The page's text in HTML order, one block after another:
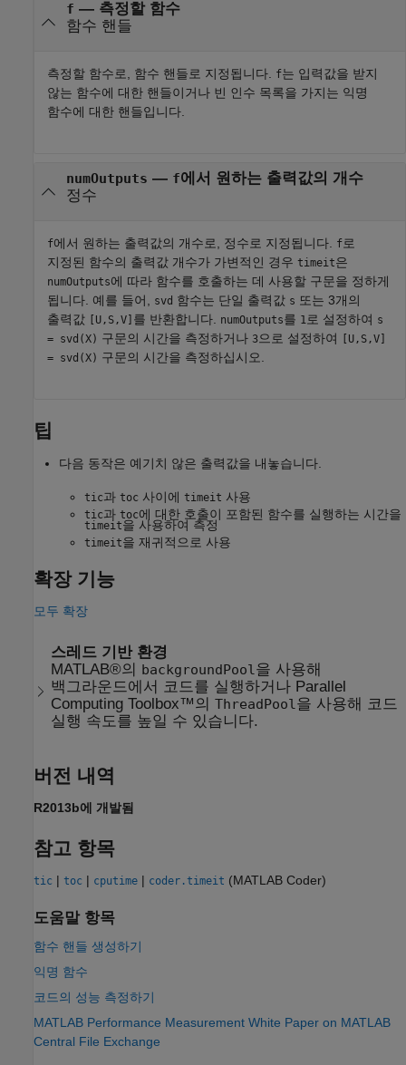
f — 측정할 함수
함수 핸들
측정할 함수로, 함수 핸들로 지정됩니다. f는 입력값을 받지
않는 함수에 대한 핸들이거나 빈 인수 목록을 가지는 익명
함수에 대한 핸들입니다.
numOutputs — f에서 원하는 출력값의 개수
정수
f에서 원하는 출력값의 개수로, 정수로 지정됩니다. f로
지정된 함수의 출력값 개수가 가변적인 경우 timeit은
numOutputs에 따라 함수를 호출하는 데 사용할 구문을 정하게
됩니다. 예를 들어, svd 함수는 단일 출력값 s 또는 3개의
출력값
[U,S,V] 를 반환합니다. numOutputs를 1로 설정하여 s
= svd(X) 구문의 시간을 측정하거나 3으로 설정하여
[U,S,V]
= svd(X) 구문의 시간을 측정하십시오.
팁
다음 동작은 예기치 않은 출력값을 내놓습니다.
tic과 toc 사이에 timeit 사용
tic과 toc에 대한 호출이 포함된 함수를 실행하는 시간을
timeit을 사용하여 측정
timeit을 재귀적으로 사용
확장 기능
모두 확장
스레드 기반 환경
MATLAB®의
backgroundPool 을 사용해
백그라운드에서 코드를 실행하거나 Parallel
Computing Toolbox™의ThreadPool 을 사용해 코드
실행 속도를 높일 수 있습니다.
버전 내역
R2013b에 개발됨
참고 항목
tic | toc | cputime | coder.timeit (MATLAB Coder)
도움말 항목
함수 핸들 생성하기
익명 함수
코드의 성능 측정하기
MATLAB Performance Measurement White Paper on MATLAB
Central File Exchange